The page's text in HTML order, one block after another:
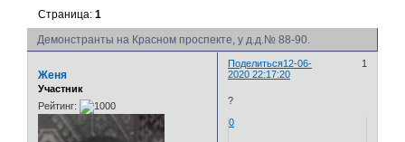
Демонстранты на Красном проспекте, у д.д.№ 88-90.
Страница:1
Поделиться 1
12-06-
2020 22:17:20
Женя
Участник
Рейтинг:
?
0